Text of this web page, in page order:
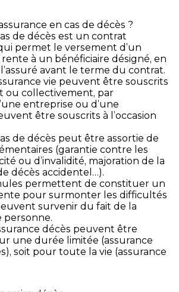
en cas de décès ?
de décès est un contrat
permet le versement d’un
à un bénéficiaire désigné, en
avant le terme du contrat.
vie peuvent être souscrits
ou collectivement, par
entreprise ou d’une
être souscrits à l’occasion
de décès peut être assortie de
(garantie contre les
ou d’invalidité, majoration de la
décès accidentel…).
permettent de constituer un
pour surmonter les difficultés
survenir du fait de la
personne.
décès peuvent être
une durée limitée (assurance
soit pour toute la vie (assurance